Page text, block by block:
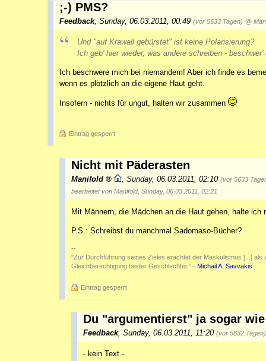
;-) PMS?
Feedback, Sunday, 06.03.2011, 00:49 (vor 5633 Tagen) @
Und "auf Krawall gebürstet" ist keine Polarisierung?
Ich geb' hier wieder, was andere schreiben -
Ich beschwere mich bei niemandem! Aber ich finde es
wenn es plötzlich an die eigene Haut geht.
Insofern - nichts für ungut, halten wir zusammen
Eintrag gesperrt
Nicht mit Päderasten
Manifold Sunday, 06.03.2011, 02:10 (vor 5633
bearbeitet von Manifold, Sunday, 06.03.2011, 02:21
Mit Männern, die Mädchen an die Haut gehen, halte ich
P.S.: Schreibst du manchmal Sadomaso-Bücher?
--
"Zur Durchführung seines Zieles erachtet der Maskulismus [...]
Gleichberechtigung beider Geschlechter." - Michail A. Savvakis
Eintrag gesperrt
Du "argumentierst" ja sogar
Feedback, Sunday, 06.03.2011, 11:20 (vor 5632 Tagen)
- kein Text -